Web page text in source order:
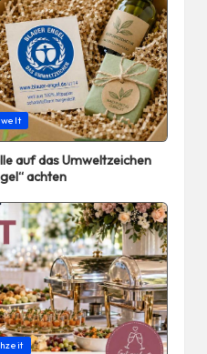
auf das Umweltzeichen
achten